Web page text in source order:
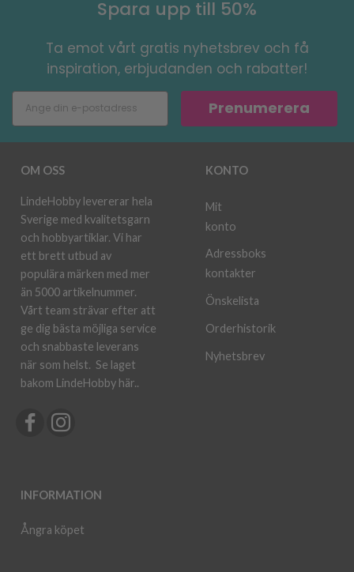
Spara upp till 50%
Ta emot vårt gratis nyhetsbrev och få
inspiration, erbjudanden och rabatter!
Prenumerera
OM OSS
LindeHobby levererar hela
Sverige med kvalitetsgarn
och hobbyartiklar. Vi har
ett brett utbud av
populära märken med mer
än 5000 artikelnummer.
Vårt team strävar efter att
ge dig bästa möjliga service
och snabbaste leverans
när som helst. Se laget
bakom LindeHobby här..
INFORMATION
Ångra köpet
KONTO
Mit
konto
Adressboks
kontakter
Önskelista
Orderhistorik
Nyhetsbrev